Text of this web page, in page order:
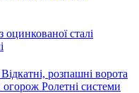
оцинкованої сталі
Відкатні, розпашні ворота
огорож Ролетні системи